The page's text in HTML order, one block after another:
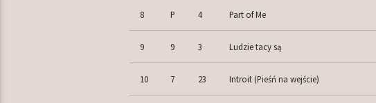
8 P 4 Part of Me
9 9 3 Ludzie tacy są
10 7 23 Introit (Pieśń na wejście)